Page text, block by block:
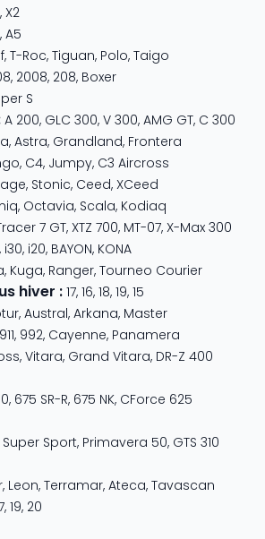
, X2
, A5
, T-Roc, Tiguan, Polo, Taigo
, 2008, 208, Boxer
S
A 200, GLC 300, V 300, AMG GT, C 300
, Astra, Grandland, Frontera
, C4, Jumpy, C3 Aircross
, Stonic, Ceed, XCeed
, Octavia, Scala, Kodiaq
7 GT, XTZ 700, MT-07, X-Max 300
, i30, i20, BAYON, KONA
, Kuga, Ranger, Tourneo Courier
hiver : 17, 16, 18, 19, 15
, Austral, Arkana, Master
911, 992, Cayenne, Panamera
, Vitara, Grand Vitara, DR-Z 400
, 675 SR-R, 675 NK, CForce 625
Super Sport, Primavera 50, GTS 310
, Leon, Terramar, Ateca, Tavascan
, 19, 20